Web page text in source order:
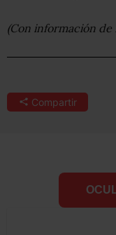
(Con información
Compartir